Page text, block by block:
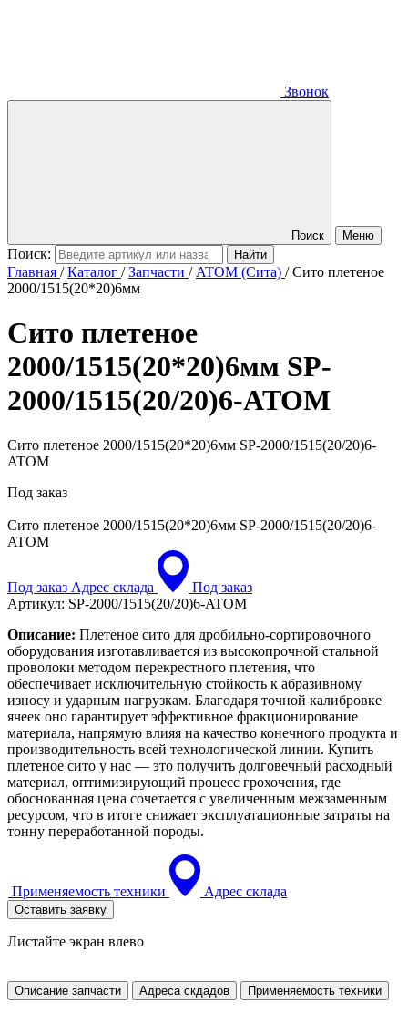
Звонок
Поиск Меню
Поиск:
Главная /Каталог /Запчасти / ATOM (Сита) /Сито плетеное
2000/1515(20*20)6мм
Сито плетеное
2000/1515(20*20)6мм SP-
2000/1515(20/20)6-ATOM
Сито плетеное 2000/1515(20*20)6мм SP-2000/1515(20/20)6-
ATOM
Под заказ
Сито плетеное 2000/1515(20*20)6мм SP-2000/1515(20/20)6-
ATOM
Под заказ Адрес склада
Под заказ
Артикул: SP-2000/1515(20/20)6-ATOM
Описание: Плетеное сито для дробильно-сортировочного
оборудования изготавливается из высокопрочной стальной
проволоки методом перекрестного плетения, что
обеспечивает исключительную стойкость к абразивному
износу и ударным нагрузкам. Благодаря точной калибровке
ячеек оно гарантирует эффективное фракционирование
материала, напрямую влияя на качество конечного продукта и
производительность всей технологической линии. Купить
плетеное сито у нас — это получить долговечный расходный
материал, оптимизирующий процесс грохочения, где
обоснованная цена сочетается с увеличенным межзаменным
ресурсом, что в итоге снижает эксплуатационные затраты на
тонну переработанной породы.
Применяемость техники Адрес склада
Оставить заявку
Листайте экран влево
Описание запчасти Адреса скдадов Применяемость техники